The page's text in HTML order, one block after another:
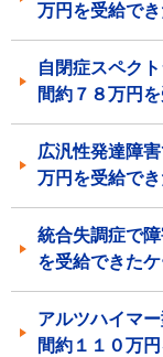
万円を受給で
自閉症スペク
間約７８万円
広汎性発達障
万円を受給で
統合失調症で
を受給できた
アルツハイマ
間約１１０万